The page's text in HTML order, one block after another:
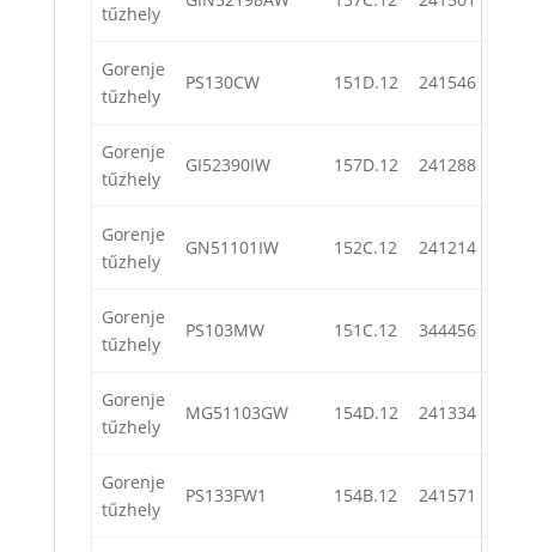
tűzhely
Gorenje
tűzhely
PS130CW 151D.12 241546
Gorenje
tűzhely
GI52390IW 157D.12 241288
Gorenje
tűzhely
GN51101IW 152C.12 241214
Gorenje
tűzhely
PS103MW 151C.12 344456
Gorenje
tűzhely
MG51103GW 154D.12 241334
Gorenje
tűzhely
PS133FW1 154B.12 241571